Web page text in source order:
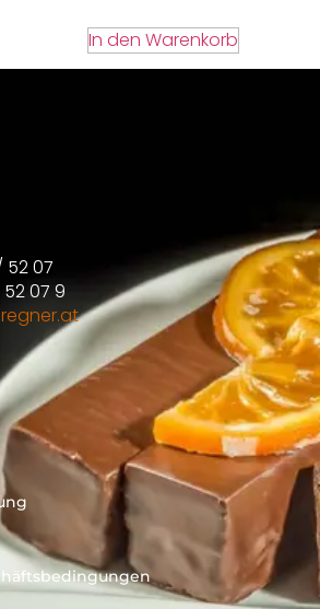
In den Warenkorb
52 07
07 9